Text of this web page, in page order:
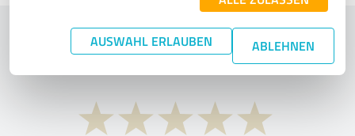
AUSWAHL ERLAUBEN ABLEHNEN
What do you think of the price to
performance ratio?